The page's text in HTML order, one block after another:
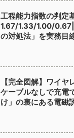
工程能力指数の判定
1.67/1.33/1.00/
の対処法」を実務目
【完全図解】ワイ
ケーブルなしで充電
け」の裏にある電磁